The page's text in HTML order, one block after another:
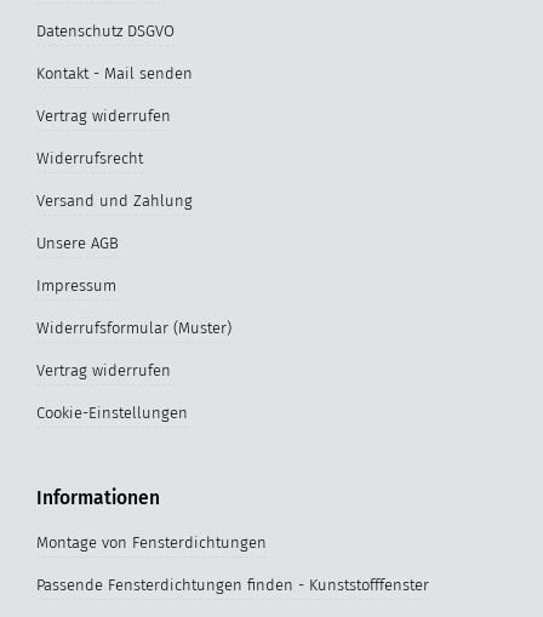
Datenschutz DSGVO
Kontakt - Mail senden
Vertrag widerrufen
Widerrufsrecht
Versand und Zahlung
Unsere AGB
Impressum
Widerrufsformular (Muster)
Vertrag widerrufen
Cookie-Einstellungen
Informationen
Montage von Fensterdichtungen
Passende Fensterdichtungen finden - Kunststofffenster